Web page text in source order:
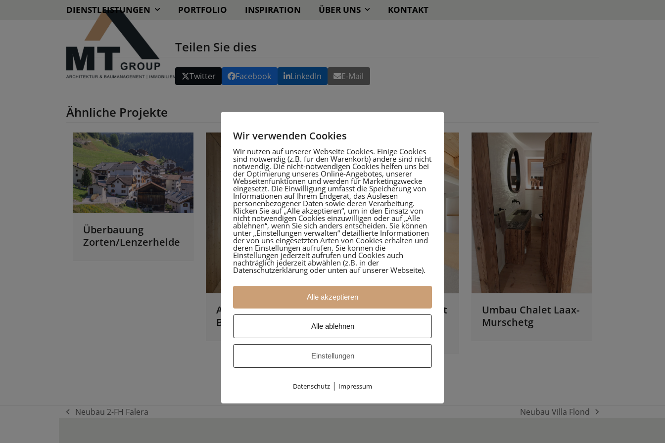
DIENSTLEISTUNGEN PORTFOLIO INSPIRATION ÜBER UNS KONTAKT
Teilen Sie dies
Twitter Facebook LinkedIn E-Mail
Ähnliche Projekte
Überbauung
Zorten/Lenzerheide
An- & Umbau MFH
Brigels
Umbau Valserchalet
Miraniga/Obersaxe
n
Umbau Chalet Laax-
Murschetg
vorheriger
Neubau 2-FH Falera
Nächster
Neubau Villa Flond
Wir verwenden Cookies
Wir nutzen auf unserer Webseite Cookies. Einige Cookies
sind notwendig (z.B. für den Warenkorb) andere sind nicht
notwendig. Die nicht-notwendigen Cookies helfen uns bei
der Optimierung unseres Online-Angebotes, unserer
Webseitenfunktionen und werden für Marketingzwecke
eingesetzt. Die Einwilligung umfasst die Speicherung von
Informationen auf Ihrem Endgerät, das Auslesen
personenbezogener Daten sowie deren Verarbeitung.
Klicken Sie auf „Alle akzeptieren“, um in den Einsatz von
nicht notwendigen Cookies einzuwilligen oder auf „Alle
ablehnen“, wenn Sie sich anders entscheiden. Sie können
unter „Einstellungen verwalten“ detaillierte Informationen
der von uns eingesetzten Arten von Cookies erhalten und
deren Einstellungen aufrufen. Sie können die
Einstellungen jederzeit aufrufen und Cookies auch
nachträglich jederzeit abwählen (z.B. in der
Datenschutzerklärung oder unten auf unserer Webseite).
Alle akzeptieren
Alle ablehnen
Einstellungen
Datenschutz | Impressum